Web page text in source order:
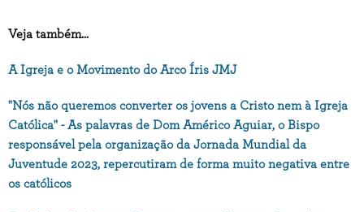
Veja também...
A Igreja e o Movimento do Arco Íris JMJ
"Nós não queremos converter os jovens a Cristo nem à Igreja
Católica" - As palavras de Dom Américo Aguiar, o Bispo
responsável pela organização da Jornada Mundial da
Juventude 2023, repercutiram de forma muito negativa entre
os católicos